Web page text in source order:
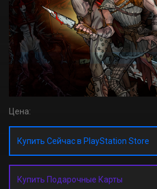
Цена:
Купить Сейчас в PlayStation Store
Купить Подарочные Карты